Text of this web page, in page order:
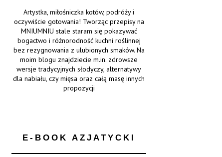
Artystka, miłośniczka kotów, podróży i
oczywiście gotowania! Tworząc przepisy na
MNIUMNIU stale staram się pokazywać
bogactwo i różnorodność kuchni roślinnej
bez rezygnowania z ulubionych smaków. Na
moim blogu znajdziecie m.in. zdrowsze
wersje tradycyjnych słodyczy, alternatywy
dla nabiału, czy mięsa oraz całą masę innych
propozycji
E-BOOK AZJATYCKI